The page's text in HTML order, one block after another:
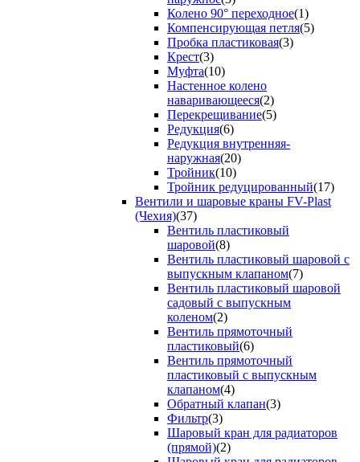
Колено 90° переходное(1)
Компенсирующая петля(5)
Пробка пластиковая(3)
Крест(3)
Муфта(10)
Настенное колено
наваривающееся(2)
Перекрещивание(5)
Редукция(6)
Редукция внутренняя-
наружная(20)
Тройник(10)
Тройник редуцированный(17)
Вентили и шаровые краны FV-Plast
(Чехия)(37)
Вентиль пластиковый
шаровой(8)
Вентиль пластиковый шаровой с
выпускным клапаном(7)
Вентиль пластиковый шаровой
садовый с выпускным
коленом(2)
Вентиль прямоточный
пластиковый(6)
Вентиль прямоточный
пластиковый с выпускным
клапаном(4)
Обратный клапан(3)
Фильтр(3)
Шаровый кран для радиаторов
(прямой)(2)